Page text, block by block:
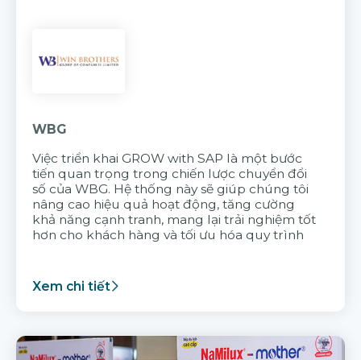
WBG
Việc triển khai GROW with SAP là một bước
tiến quan trọng trong chiến lược chuyển đổi
số của WBG. Hệ thống này sẽ giúp chúng tôi
nâng cao hiệu quả hoạt động, tăng cường
khả năng cạnh tranh, mang lại trải nghiệm tốt
hơn cho khách hàng và tối ưu hóa quy trình
Xem chi tiết